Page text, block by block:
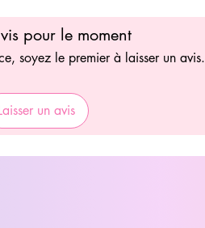
pour le moment
soyez le premier à laisser un avis.
un avis